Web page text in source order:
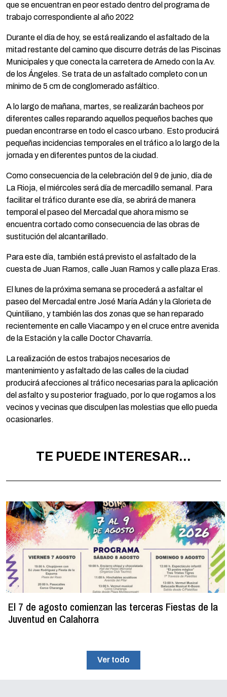
que se encuentran en peor estado dentro del programa de
trabajo correspondiente al año 2022
Durante el día de hoy, se está realizando el asfaltado de la
mitad restante del camino que discurre detrás de las Piscinas
Municipales y que conecta la carretera de Arnedo con la Av.
de los Ángeles. Se trata de un asfaltado completo con un
mínimo de 5 cm de conglomerado asfáltico.
A lo largo de mañana, martes, se realizarán bacheos por
diferentes calles reparando aquellos pequeños baches que
puedan encontrarse en todo el casco urbano. Esto producirá
pequeñas incidencias temporales en el tráfico a lo largo de la
jornada y en diferentes puntos de la ciudad.
Como consecuencia de la celebración del 9 de junio, día de
La Rioja, el miércoles será día de mercadillo semanal. Para
facilitar el tráfico durante ese día, se abrirá de manera
temporal el paseo del Mercadal que ahora mismo se
encuentra cortado como consecuencia de las obras de
sustitución del alcantarillado.
Para este día, también está previsto el asfaltado de la
cuesta de Juan Ramos, calle Juan Ramos y calle plaza Eras.
El lunes de la próxima semana se procederá a asfaltar el
paseo del Mercadal entre José María Adán y la Glorieta de
Quintiliano, y también las dos zonas que se han reparado
recientemente en calle Viacampo y en el cruce entre avenida
de la Estación y la calle Doctor Chavarría.
La realización de estos trabajos necesarios de
mantenimiento y asfaltado de las calles de la ciudad
producirá afecciones al tráfico necesarias para la aplicación
del asfalto y su posterior fraguado, por lo que rogamos a los
vecinos y vecinas que disculpen las molestias que ello pueda
ocasionarles.
TE PUEDE INTERESAR...
El 7 de agosto comienzan las terceras Fiestas de la
Juventud en Calahorra
Ver todo